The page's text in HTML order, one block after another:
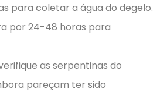
para coletar a água do degelo.
por 24-48 horas para
as serpentinas do
pareçam ter sido